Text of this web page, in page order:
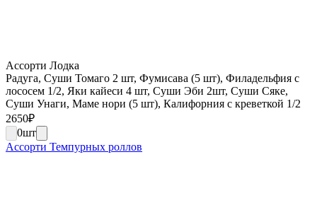
Ассорти Лодка
Радуга, Суши Томаго 2 шт, Фумисава (5 шт), Филадельфия с
лососем 1/2, Яки кайеси 4 шт, Суши Эби 2шт, Суши Сяке,
Суши Унаги, Маме нори (5 шт), Калифорния с креветкой 1/2
2650₽
0шт
Ассорти Темпурных роллов